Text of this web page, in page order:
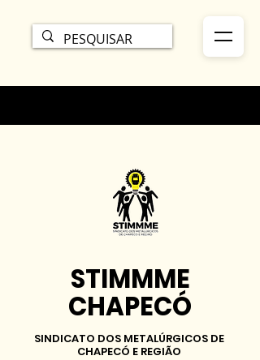
STIMMME
CHAPECÓ
SINDICATO DOS METALÚRGICOS DE
CHAPECÓ E REGIÃO